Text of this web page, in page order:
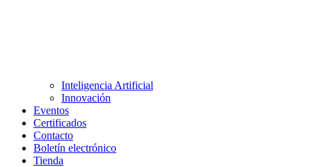
Inteligencia Artificial
Innovación
Eventos
Certificados
Contacto
Boletín electrónico
Tienda